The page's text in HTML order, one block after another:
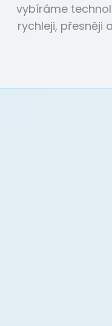
vybíráme
rychleji, přesněji